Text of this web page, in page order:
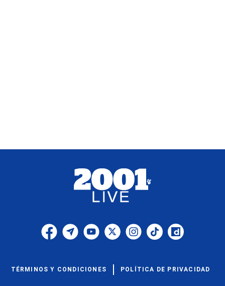
TÉRMINOS Y CONDICIONES POLÍTICA DE PRIVACIDAD